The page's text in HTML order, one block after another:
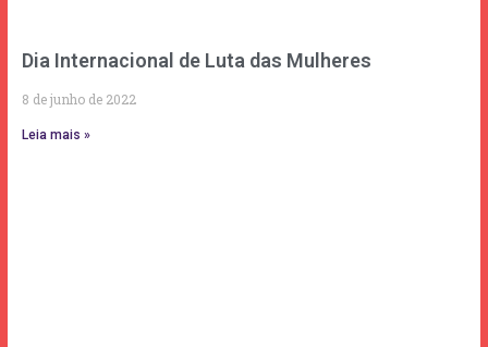
Dia Internacional de Luta das Mulheres
8 de junho de 2022
Leia mais »